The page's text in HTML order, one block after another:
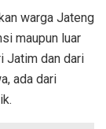
warga Jateng
maupun luar
Jatim dan dari
ada dari